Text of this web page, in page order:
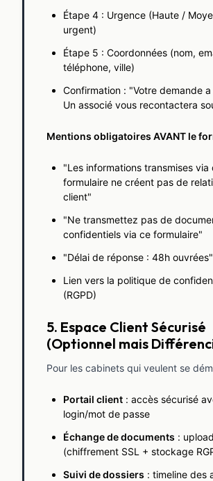
Étape 4 : Urgence (Haute /
urgent)
Étape 5 : Coordonnées (nom,
téléphone, ville)
Confirmation : "Votre demande
Un associé vous recontactera
Mentions obligatoires AVANT le
"Les informations transmises via
formulaire ne créent pas de
client"
"Ne transmettez pas de
confidentiels via ce formulaire"
"Délai de réponse : 48h ouvrées"
Lien vers la politique de
(RGPD)
5. Espace Client Sécurisé
(Optionnel mais
Pour les cabinets qui veulent se
Portail client : accès sécurisé
login/mot de passe
Échange de documents :
(chiffrement SSL + stockage
Suivi de dossiers : timeline des